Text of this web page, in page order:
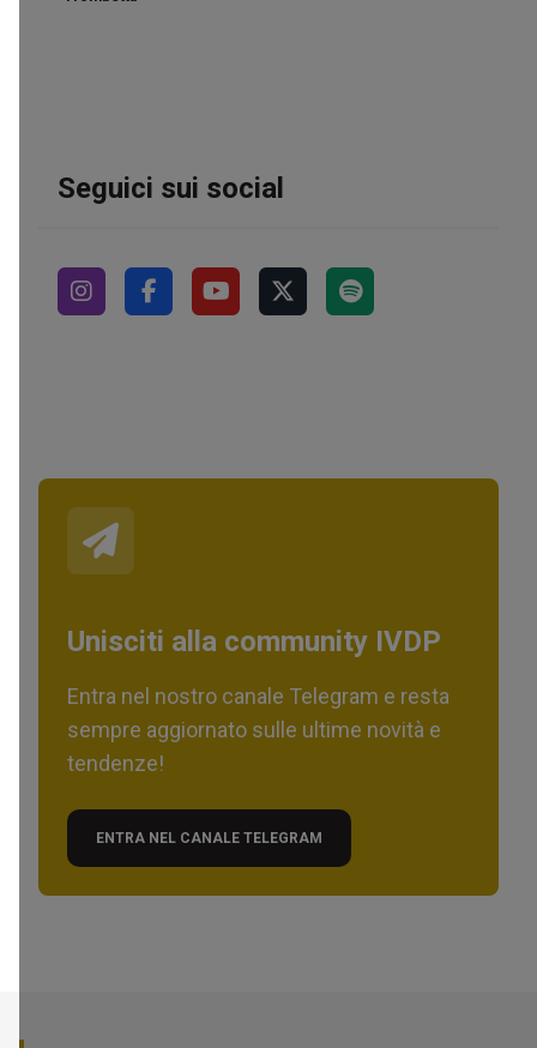
Seguici sui social
Unisciti alla community IVDP
Entra nel nostro canale Telegram e resta
sempre aggiornato sulle ultime novità e
tendenze!
ENTRA NEL CANALE TELEGRAM